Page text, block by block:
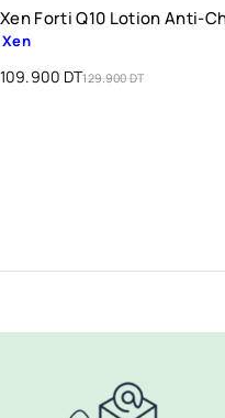
Xen Forti Q10 Lotion Anti-
Xen
129.900DT
109.900 DT